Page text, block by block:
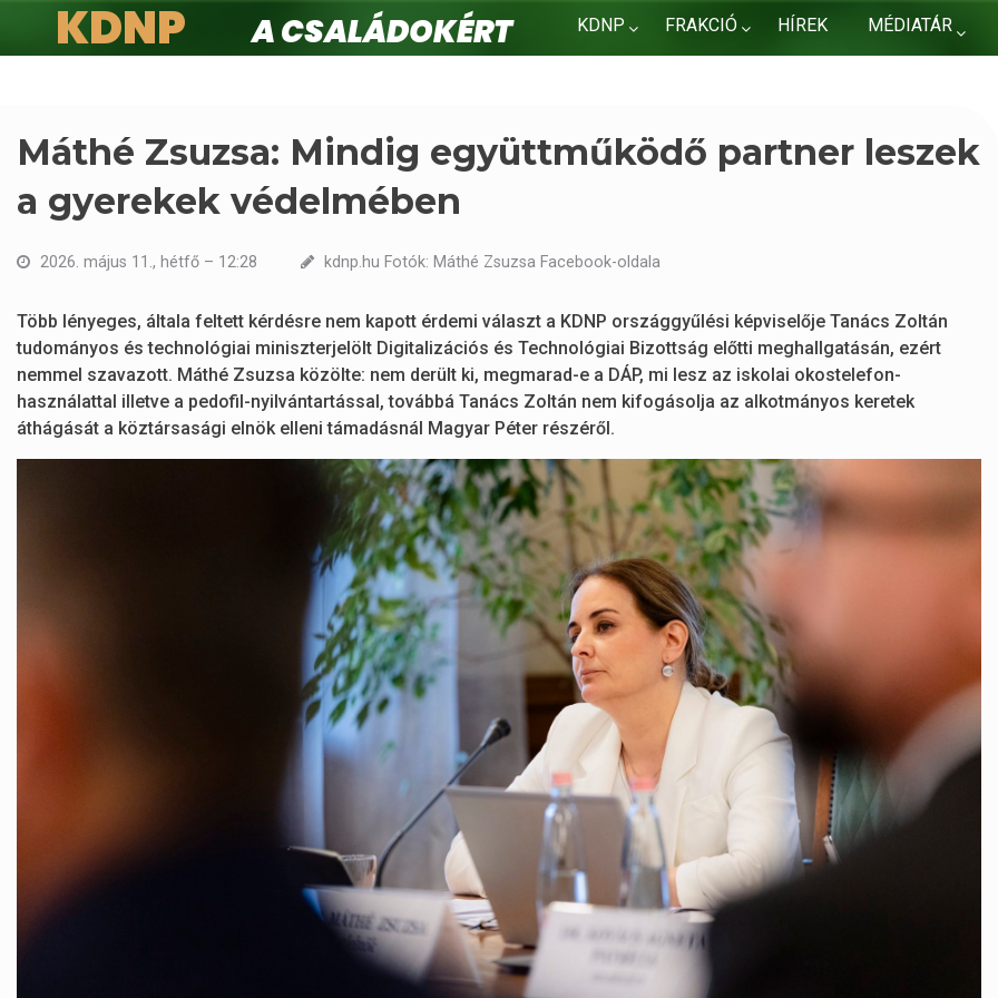
KDNP FRAKCIÓ HÍREK MÉDIATÁR
KDNP
A családokért.
Máthé Zsuzsa: Mindig együttműködő partner leszek
a gyerekek védelmében
2026. május 11., hétfő – 12:28 kdnp.hu Fotók: Máthé Zsuzsa Facebook-oldala
Több lényeges, általa feltett kérdésre nem kapott érdemi választ a KDNP országgyűlési képviselője Tanács Zoltán
tudományos és technológiai miniszterjelölt Digitalizációs és Technológiai Bizottság előtti meghallgatásán, ezért
nemmel szavazott. Máthé Zsuzsa közölte: nem derült ki, megmarad-e a DÁP, mi lesz az iskolai okostelefon-
használattal illetve a pedofil-nyilvántartással, továbbá Tanács Zoltán nem kifogásolja az alkotmányos keretek
áthágását a köztársasági elnök elleni támadásnál Magyar Péter részéről.